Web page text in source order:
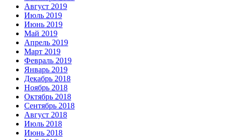
Август 2019
Июль 2019
Июнь 2019
Май 2019
Апрель 2019
Март 2019
Февраль 2019
Январь 2019
Декабрь 2018
Ноябрь 2018
Октябрь 2018
Сентябрь 2018
Август 2018
Июль 2018
Июнь 2018